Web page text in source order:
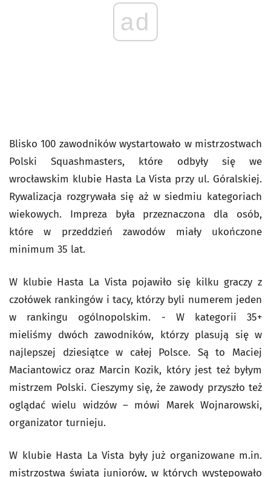
ad
Blisko 100 zawodników wystartowało w mistrzostwach
Polski Squashmasters, które odbyły się we
wrocławskim klubie Hasta La Vista przy ul. Góralskiej.
Rywalizacja rozgrywała się aż w siedmiu kategoriach
wiekowych. Impreza była przeznaczona dla osób,
które w przeddzień zawodów miały ukończone
minimum 35 lat.
W klubie Hasta La Vista pojawiło się kilku graczy z
czołówek rankingów i tacy, którzy byli numerem jeden
w rankingu ogólnopolskim. - W kategorii 35+
mieliśmy dwóch zawodników, którzy plasują się w
najlepszej dziesiątce w całej Polsce. Są to Maciej
Maciantowicz oraz Marcin Kozik, który jest też byłym
mistrzem Polski. Cieszymy się, że zawody przyszło też
oglądać wielu widzów – mówi Marek Wojnarowski,
organizator turnieju.
W klubie Hasta La Vista były już organizowane m.in.
mistrzostwa świata juniorów, w których występowało